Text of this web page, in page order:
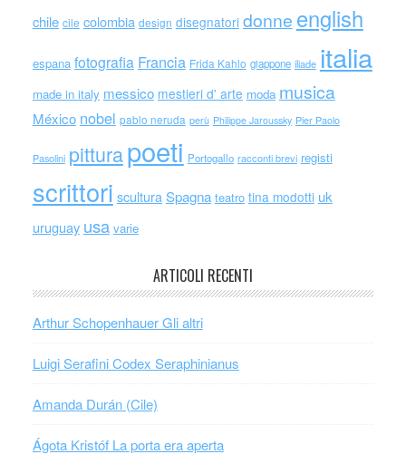
chile cile colombia design disegnatori donne english
espana fotografia Francia Frida Kahlo giappone iliade italia
made in italy messico mestieri d' arte moda musica
México nobel pablo neruda perù Philippe Jaroussky Pier Paolo
Pasolini pitturapoeti Portogallo racconti brevi registi
scrittori scultura Spagna teatro tina modotti uk
uruguay usa varie
ARTICOLI RECENTI
Arthur Schopenhauer Gli altri
Luigi Serafini Codex Seraphinianus
Amanda Durán (Cile)
Ágota Kristóf La porta era aperta